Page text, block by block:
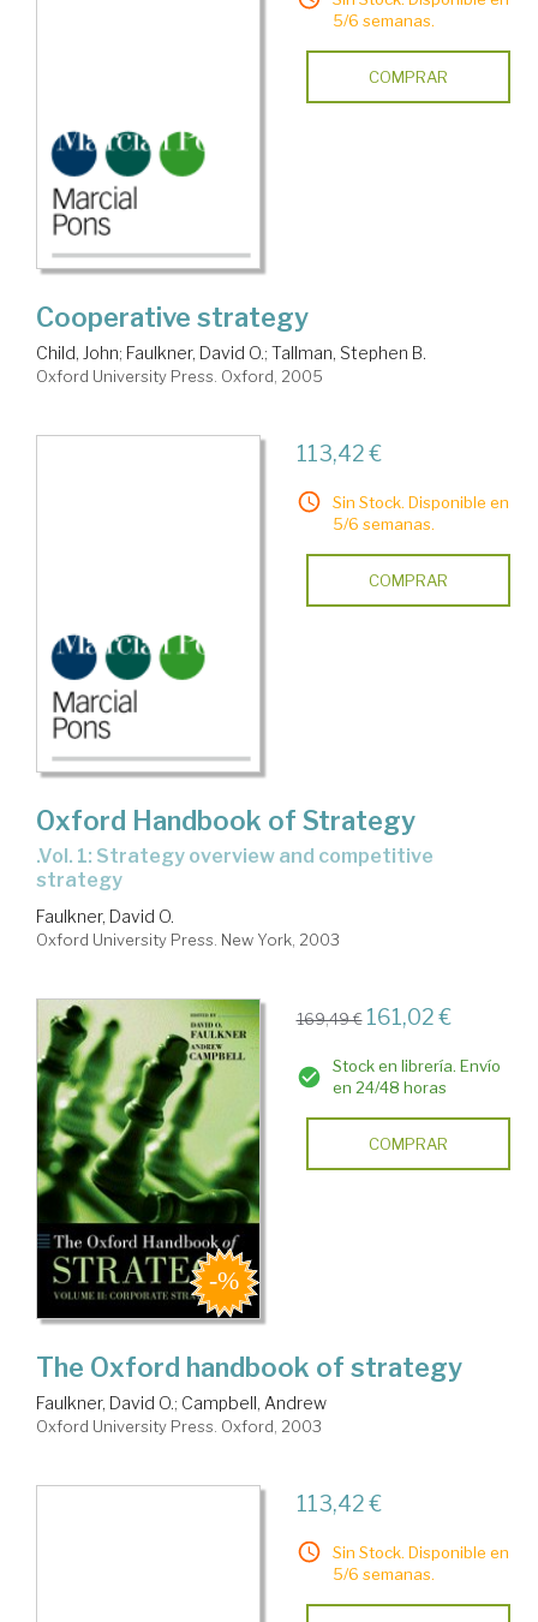
5/6 semanas.
COMPRAR
Cooperative strategy
Child, John; Faulkner, David O.; Tallman, Stephen B.
Oxford University Press. Oxford, 2005
113,42 €
Sin Stock. Disponible en
5/6 semanas.
COMPRAR
Oxford Handbook of Strategy
.Vol. 1: Strategy overview and competitive
strategy
Faulkner, David O.
Oxford University Press. New York, 2003
169,49 € 161,02 €
Stock en librería. Envío
en 24/48 horas
COMPRAR
The Oxford handbook of strategy
Faulkner, David O.; Campbell, Andrew
Oxford University Press. Oxford, 2003
113,42 €
Sin Stock. Disponible en
5/6 semanas.